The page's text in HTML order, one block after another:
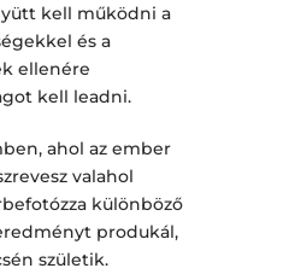
kell működni a
és a
ellenére
kell leadni.
ahol az ember
valahol
különböző
produkál,
születik.